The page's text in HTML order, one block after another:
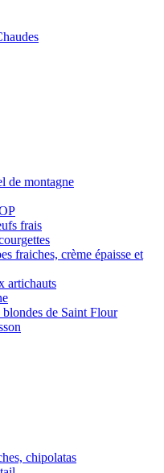
de montagne
frais
fraiches, crème épaisse et
artichauts
de Saint Flour
chipolatas